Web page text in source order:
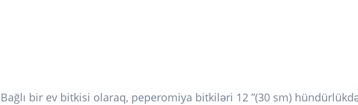
Bağlı bir ev bitkisi olaraq, peperomiya bitkiləri 12 ”(30 sm)